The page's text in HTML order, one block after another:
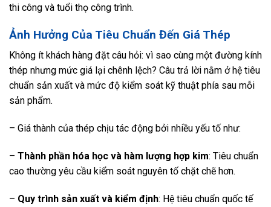
thi công và tuổi thọ công trình.
Ảnh Hưởng Của Tiêu Chuẩn Đến Giá Thép
Không ít khách hàng đặt câu hỏi: vì sao cùng một đường kính
thép nhưng mức giá lại chênh lệch? Câu trả lời nằm ở hệ tiêu
chuẩn sản xuất và mức độ kiểm soát kỹ thuật phía sau mỗi
sản phẩm.
– Giá thành của thép chịu tác động bởi nhiều yếu tố như:
– Thành phần hóa học và hàm lượng hợp kim: Tiêu chuẩn
cao thường yêu cầu kiểm soát nguyên tố chặt chẽ hơn.
– Quy trình sản xuất và kiểm định: Hệ tiêu chuẩn quốc tế